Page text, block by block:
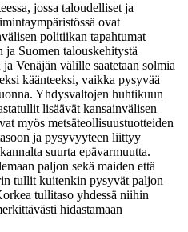
jossa taloudelliset ja
ovat
politiikan tapahtumat
ja Suomen talouskehitystä
Venäjän välille saatetaan solmia
käänteeksi, vaikka pysyvää
Yhdysvaltojen huhtikuun
lisäävät kansainvälisen
myös metsäteollisuustuotteiden
ja pysyvyyteen liittyy
suurta epävarmuutta.
paljon sekä maiden että
tullit kuitenkin pysyvät paljon
tullitaso yhdessä niihin
hidastamaan